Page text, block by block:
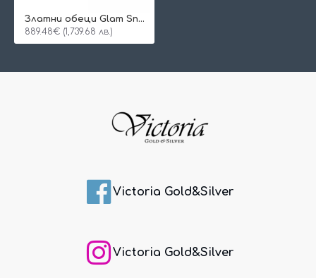
Златни обеци Glam Snake
889.48€ (1,739.68 лв.)
Victoria Gold&Silver
Victoria Gold&Silver